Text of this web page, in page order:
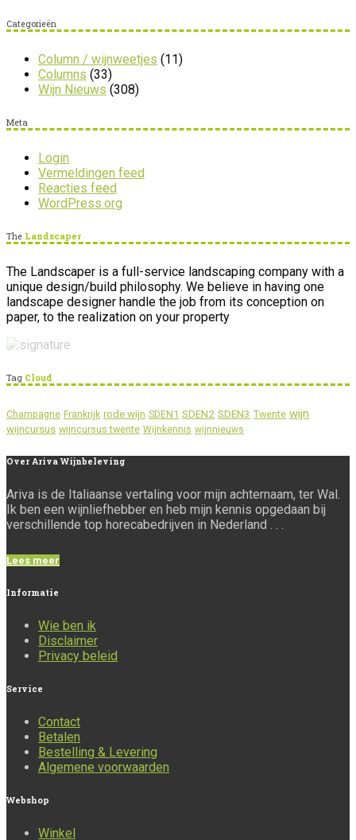
Categorieën
Column / wijnweetjes (11)
Columns (33)
Wijn Nieuws (308)
Meta
Login
Vermeldingen feed
Reacties feed
WordPress.org
The Landscaper
The Landscaper is a full-service landscaping company with a
unique design/build philosophy. We believe in having one
landscape designer handle the job from its conception on
paper, to the realization on your property
Tag Cloud
Champagne Frankrijk rode wijn SDEN1 SDEN2 SDEN3 Twente wijn
wijncursus wijncursus twente Wijnkennis wijnnieuws
Over Ariva Wijnbeleving
Ariva is de Italiaanse vertaling voor mijn achternaam, ter Wal.
Ik ben een wijnliefhebber en heb mijn kennis opgedaan bij
verschillende top horecabedrijven in Nederland . . .
Lees meer
Informatie
Wie ben ik
Disclaimer
Privacy beleid
Service
Contact
Betalen
Bestelling & Levering
Algemene voorwaarden
Webshop
Winkel